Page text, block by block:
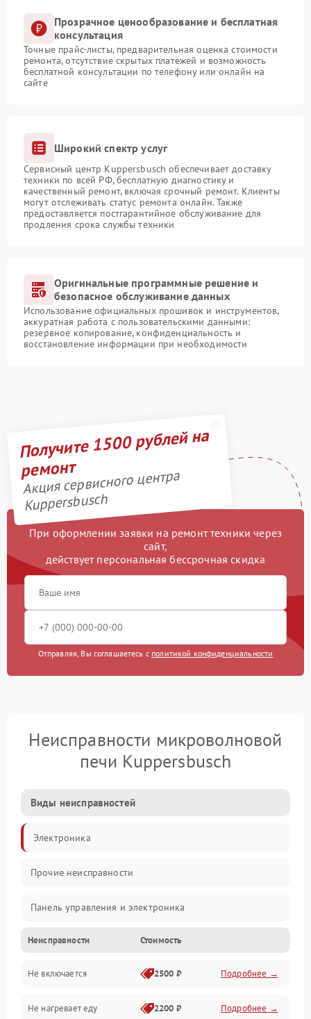
Прозрачное ценообразование и бесплатная
консультация
Точные прайс-листы, предварительная оценка стоимости
ремонта, отсутствие скрытых платежей и возможность
бесплатной консультации по телефону или онлайн на
сайте
Широкий спектр услуг
Сервисный центр Kuppersbusch обеспечивает доставку
техники по всей РФ, бесплатную диагностику и
качественный ремонт, включая срочный ремонт. Клиенты
могут отслеживать статус ремонта онлайн. Также
предоставляется постгарантийное обслуживание для
продления срока службы техники
Оригинальные программные решение и
безопасное обслуживание данных
Использование официальных прошивок и инструментов,
аккуратная работа с пользовательскими данными:
резервное копирование, конфиденциальность и
восстановление информации при необходимости
Получите 1500 рублей на
ремонт
Акция сервисного центра
Kuppersbusch
При оформлении заявки на ремонт техники через
сайт,
действует персональная бессрочная скидка
Отправляя, Вы соглашаетесь с политикой конфиденциальности
Неисправности микроволновой
печи Kuppersbusch
Виды неисправностей
Электроника
Прочие неисправности
Панель управления и электроника
Дверца и корпус
Механика и внутренние элементы
Механические повреждения
Неисправности Стоимость
Не включается 2500 ₽ Подробнее →
Не нагревает еду 2200 ₽ Подробнее →